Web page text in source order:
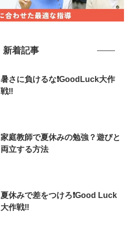
新着記事
暑さに負けるな❗️GoodLuck大作
戦‼️
家庭教師で夏休みの勉強？遊びと
両立する方法
夏休みで差をつけろ❗️Good Luck
大作戦‼️